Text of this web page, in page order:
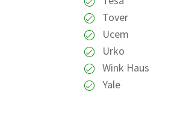
Tover
Ucem
Urko
Wink Haus
Yale